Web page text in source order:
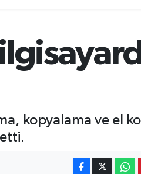
kopyalama ve el